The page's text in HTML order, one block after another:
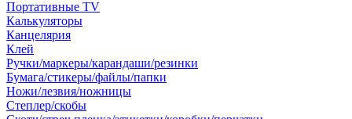
Портативные TV
Калькуляторы
Канцелярия
Клей
Ручки/маркеры/карандаши/резинки
Бумага/стикеры/файлы/папки
Ножи/лезвия/ножницы
Степлер/скобы